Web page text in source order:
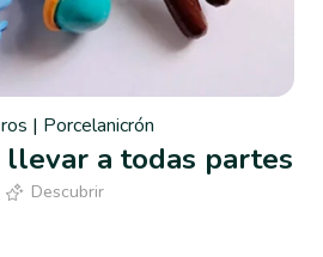
| Porcelanicrón
llevar a todas partes
Descubrir